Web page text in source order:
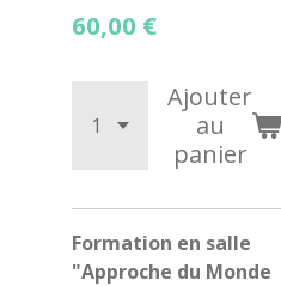
60,00 €
Ajouter
au
panier
Formation en salle
"Approche du Monde